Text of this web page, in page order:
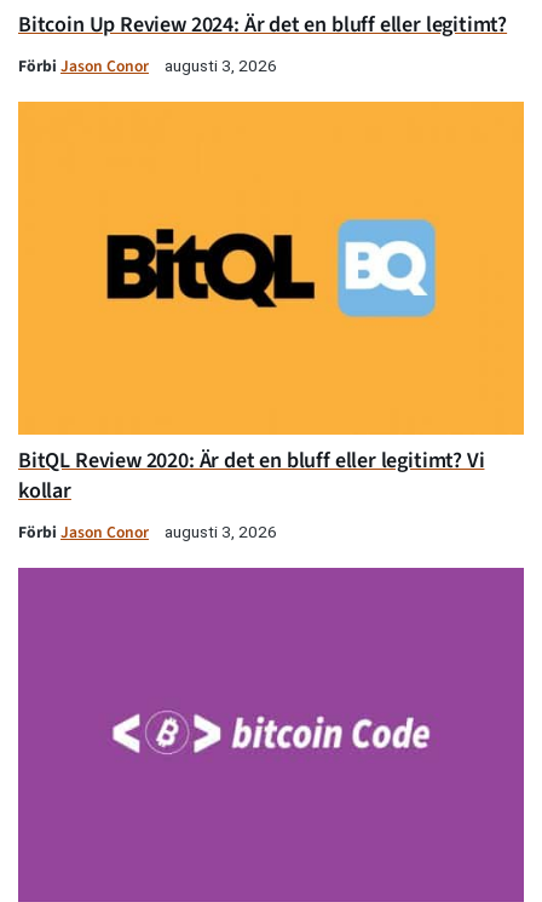
Bitcoin Up Review 2024: Är det en bluff eller legitimt?
Förbi Jason Conor augusti 3, 2026
BitQL Review 2020: Är det en bluff eller legitimt? Vi
kollar
Förbi Jason Conor augusti 3, 2026